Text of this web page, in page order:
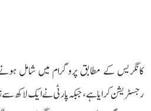
رجسٹریشن کرایا ہے، جبکہ پارٹی نے ایک لاکھ سے